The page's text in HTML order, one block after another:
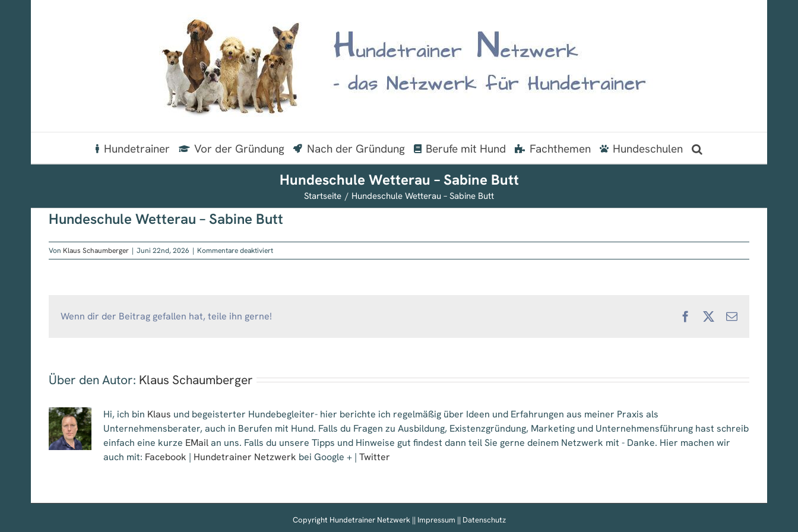
Hundetrainer Vor der Gründung Nach der Gründung Berufe mit Hund Fachthemen Hundeschulen
Hundeschule Wetterau – Sabine Butt
Startseite Hundeschule Wetterau – Sabine Butt
Hundeschule Wetterau – Sabine Butt
Von Klaus Schaumberger | Juni 22nd, 2026 | Kommentare deaktiviertfür
Hundeschule
Wenn dir der Beitrag gefallen hat, teile ihn gerne! FacebookE-
Über den Autor: Klaus Schaumberger
Hi, ich bin Klaus und begeisterter Hundebegleiter- hier berichte ich regelmäßig über Ideen und Erfahrungen aus meiner Praxis als
Unternehmensberater, auch in Berufen mit Hund. Falls du Fragen zu Ausbildung, Existenzgründung, Marketing und Unternehmensführung hast schreib
einfach eine kurze EMailan uns. Falls du unsere Tipps und Hinweise gut findest dann teil Sie gerne deinem Netzwerk mit - Danke. Hier machen wir
auch mit: Facebook | Hundetrainer Netzwerk bei Google + | Twitter
Copyright Hundetrainer Netzwerk || Impressum || Datenschutz